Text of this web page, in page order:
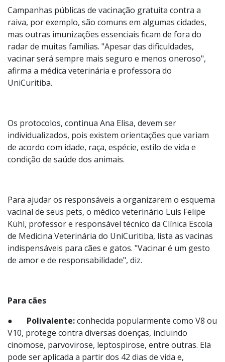
UTI veterinária. O tratamento pode ser longo, oneroso
e sem garantias de sucesso."
Campanhas públicas de vacinação gratuita contra a
raiva, por exemplo, são comuns em algumas cidades,
mas outras imunizações essenciais ficam de fora do
afirma a médica veterinária e professora do
UniCuritiba.
de acordo com idade, raça, espécie, estilo de vida e
condição de saúde dos animais.
Para ajudar os responsáveis a organizarem o esquema
vacinal de seus pets, o médico veterinário Luís Felipe
indispensáveis para cães e gatos. "Vacinar é um gesto
Para cães